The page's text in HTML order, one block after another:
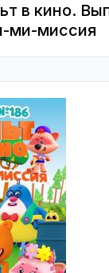
в кино.
ми-миссия